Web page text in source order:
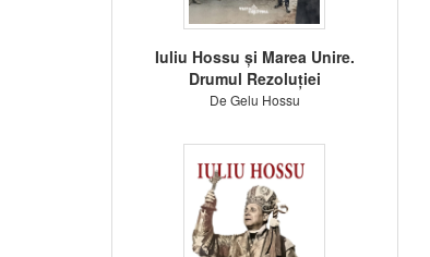
Iuliu Hossu și Marea Unire.
Drumul Rezoluției
De Gelu Hossu